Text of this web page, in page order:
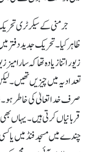
جرمنی کے سیکرٹری
ظاہر کیا۔ تحریک جدید دفتر
زیور اتنا زیادہ تھا کہ سارا
تعداد یہ میں چیزیں تھیں۔
صرف خدا تعالیٰ کی خاطر
قربانیاں کرتی ہیں۔ یہاں
چندے میں مسجد فنڈ میں یا